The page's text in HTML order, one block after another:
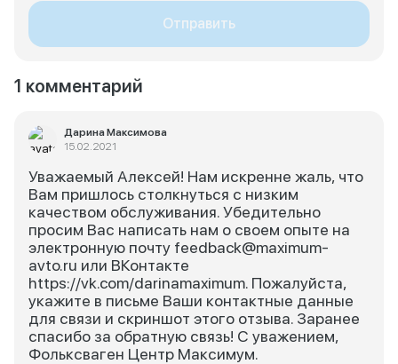
Отправить
1 комментарий
Дарина Максимова
15.02.2021
Уважаемый Алексей! Нам искренне жаль, что
Вам пришлось столкнуться с низким
качеством обслуживания. Убедительно
просим Вас написать нам о своем опыте на
электронную почту feedback@maximum-
avto.ru или ВКонтакте
https://vk.com/darinamaximum. Пожалуйста,
укажите в письме Ваши контактные данные
для связи и скриншот этого отзыва. Заранее
спасибо за обратную связь! С уважением,
Фольксваген Центр Максимум.